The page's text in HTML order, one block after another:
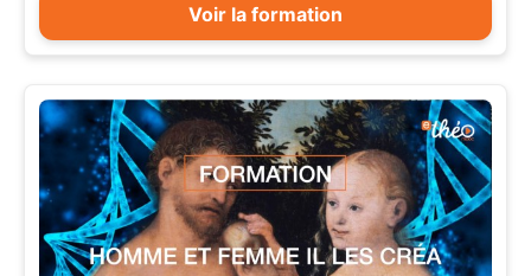
Voir la formation